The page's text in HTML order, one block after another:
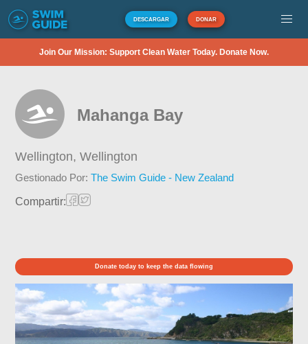
DESCARGAR DONAR
Join Our Mission: Support Clean Water Today. Donate Now.
Mahanga Bay
Wellington,Wellington
Gestionado Por:The Swim Guide - New Zealand
Compartir:
Donate today to keep the data flowing